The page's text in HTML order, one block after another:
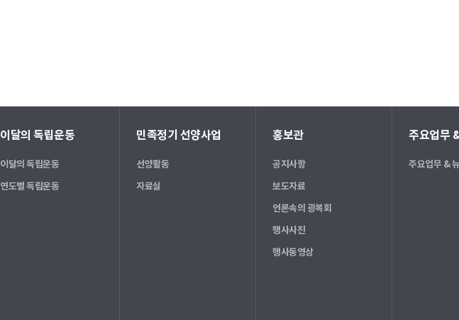
이달의 독립운동
이달의 독립운동
연도별 독립운동
민족정기 선양사업
선양활동
자료실
홍보관
공지사항
보도자료
언론속의 광복회
행사사진
행사동영상
주요업무
주요업무 &